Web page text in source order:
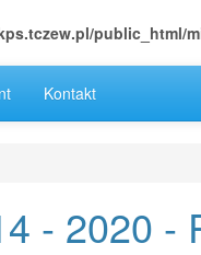
public_html/
Kontakt
- 2020 -